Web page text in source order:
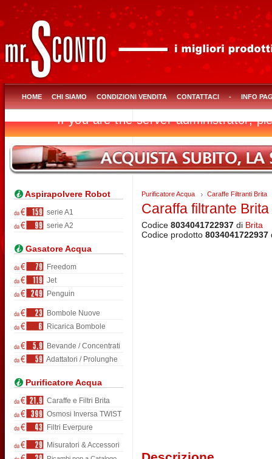
HOME CHI SIAMO CONDIZIONI VENDITA CONTATTACI - INFO
Aspirapolvere Robot
serie A1
serie A2
Gasatore Acqua
Freedom
Jet
Penguin
Bombole Nuove
Ricarica Bombole
Bevande / Concentrati
Adattatori / Prolunghe
Purificatore Acqua
Caraffe e Filtri Brita
Osmosi Inversa TWIST
Filtri Everpure
Misuratori & Accessori
Purificatore Acqua Caraffe Filtranti Brita
Caraffa filtrante
Codice 8034041722937 di Brita
Codice prodotto 8034041722937